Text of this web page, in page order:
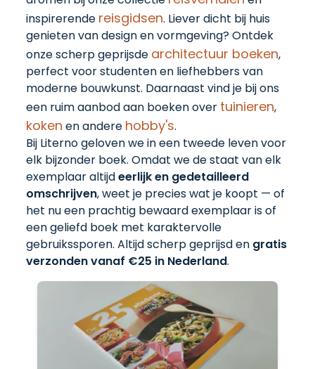
inspirerende reisgidsen. Liever dicht bij huis
genieten van design en vormgeving? Ontdek
onze scherp geprijsde architectuur boeken,
perfect voor studenten en liefhebbers van
moderne bouwkunst. Daarnaast vind je bij ons
een ruim aanbod aan boeken over tuinieren,
koken en andere hobby's.
Bij Literno geloven we in een tweede leven voor
elk bijzonder boek. Omdat we de staat van elk
exemplaar altijdeerlijk en gedetailleerd
omschrijven, weet je precies wat je koopt — of
het nu een prachtig bewaard exemplaar is of
een geliefd boek met karaktervolle
gebruikssporen. Altijd scherp geprijsd en gratis
verzonden vanaf €25 in Nederland.